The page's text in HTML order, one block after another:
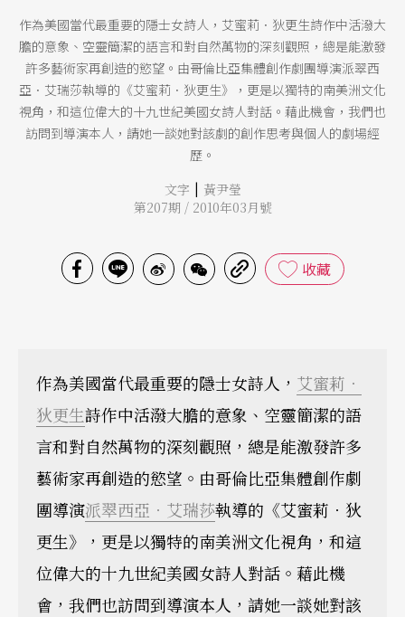
作為美國當代最重要的隱士女詩人，艾蜜莉．狄更生詩作中活潑大
膽的意象、空靈簡潔的語言和對自然萬物的深刻觀照，總是能激發
許多藝術家再創造的慾望。由哥倫比亞集體創作劇團導演派翠西
亞．艾瑞莎執導的《艾蜜莉．狄更生》，更是以獨特的南美洲文化
視角，和這位偉大的十九世紀美國女詩人對話。藉此機會，我們也
訪問到導演本人，請她一談她對該劇的創作思考與個人的劇場經
歷。
文字 | 黃尹瑩
第207期 / 2010年03月號
收藏
作為美國當代最重要的隱士女詩人， 艾蜜莉．
狄更生詩作中活潑大膽的意象、空靈簡潔的語
言和對自然萬物的深刻觀照，總是能激發許多
藝術家再創造的慾望。由哥倫比亞集體創作劇
團導演派翠西亞．艾瑞莎執導的《艾蜜莉．狄
更生》，更是以獨特的南美洲文化視角，和這
位偉大的十九世紀美國女詩人對話。藉此機
會，我們也訪問到導演本人，請她一談她對該